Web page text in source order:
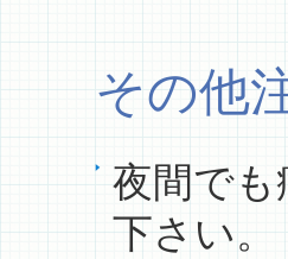
その他
夜間で
下さい。